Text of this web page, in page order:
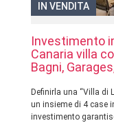
IN VENDITA
Investimento
Canaria villa
Bagni,
Definirla una “Villa di
un insieme di 4 case
investimento